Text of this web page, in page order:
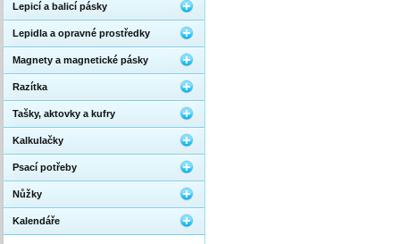
Lepicí a balicí pásky
Lepidla a opravné prostředky
Magnety a magnetické pásky
Razítka
Tašky, aktovky a kufry
Kalkulačky
Psací potřeby
Nůžky
Kalendáře